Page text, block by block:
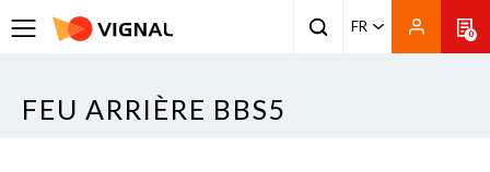
FR 0
FEU ARRIÈRE BBS5